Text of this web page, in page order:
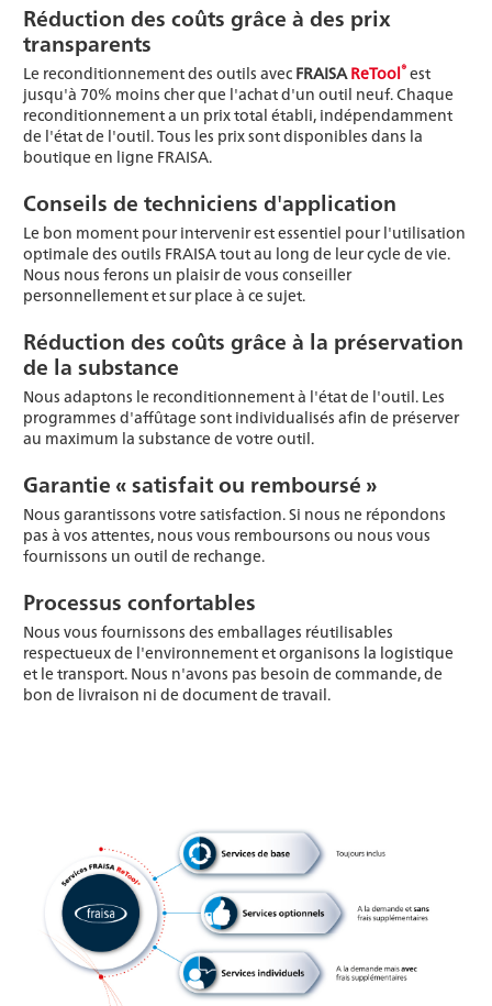
Réduction des coûts grâce à des prix
transparents
Le reconditionnement des outils avec FRAISA ReTool® est
jusqu'à 70% moins cher que l'achat d'un outil neuf. Chaque
reconditionnement a un prix total établi, indépendamment
de l'état de l'outil. Tous les prix sont disponibles dans la
boutique en ligne FRAISA.
Conseils de techniciens d'application
Le bon moment pour intervenir est essentiel pour l'utilisation
optimale des outils FRAISA tout au long de leur cycle de vie.
Nous nous ferons un plaisir de vous conseiller
personnellement et sur place à ce sujet.
Réduction des coûts grâce à la préservation
de la substance
Nous adaptons le reconditionnement à l'état de l'outil. Les
programmes d'affûtage sont individualisés afin de préserver
au maximum la substance de votre outil.
Garantie « satisfait ou remboursé »
Nous garantissons votre satisfaction. Si nous ne répondons
pas à vos attentes, nous vous remboursons ou nous vous
fournissons un outil de rechange.
Processus confortables
Nous vous fournissons des emballages réutilisables
respectueux de l'environnement et organisons la logistique
et le transport. Nous n'avons pas besoin de commande, de
bon de livraison ni de document de travail.